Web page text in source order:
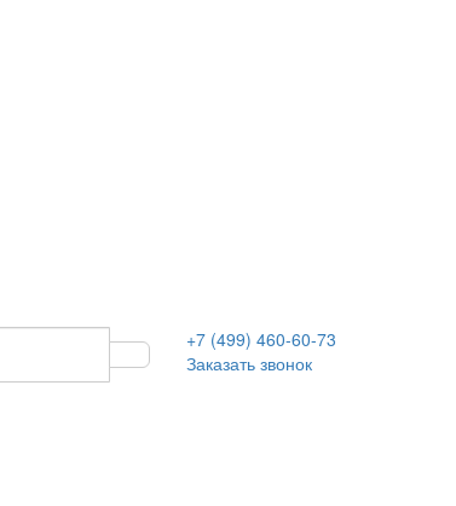
+7 (499) 460-60-73
Заказать звонок